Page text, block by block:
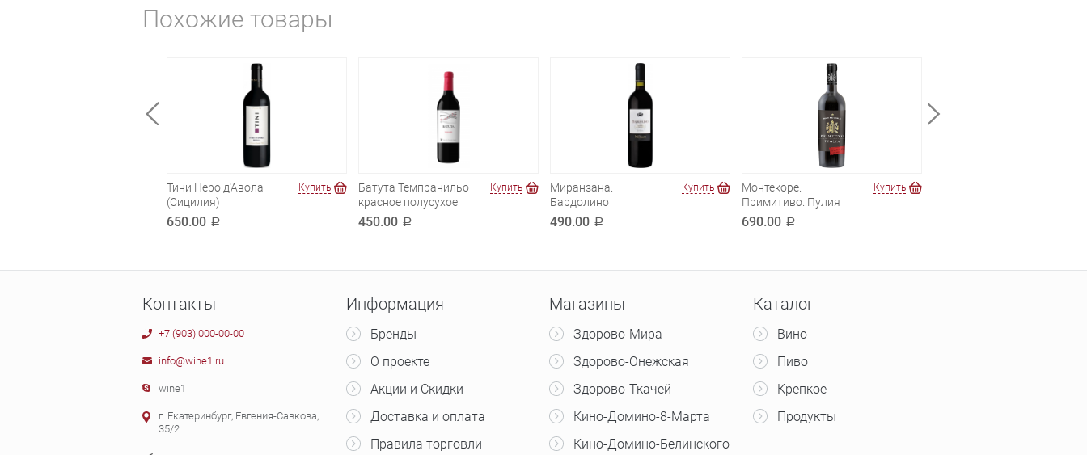
Похожие товары
Тини Неро д'Авола
(Сицилия)
650.00 a
Купить
Батута Темпранильо
красное полусухое
450.00 a
Купить
Миранзана.
Бардолино
490.00 a
Купить
Монтекоре.
Примитиво. Пулия
690.00 a
Купить
Контакты
+7 (903) 000-00-00
info@wine1.ru
wine1
г. Екатеринбург, Евгения-Савкова,
35/2
Информация
Бренды
О проекте
Акции и Скидки
Доставка и оплата
Правила торговли
Магазины
Здорово-Мира
Здорово-Онежская
Здорово-Ткачей
Кино-Домино-8-Марта
Кино-Домино-Белинского
Каталог
Вино
Пиво
Крепкое
Продукты